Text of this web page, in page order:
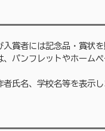
賞者には記念品・賞状を
、パンフレットやホーム
氏名、学校名等を表示し